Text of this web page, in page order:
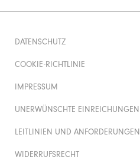
DATENSCHUTZ
COOKIE-RICHTLINIE
IMPRESSUM
UNERWÜNSCHTE EINREICHUNGEN
LEITLINIEN UND ANFORDERUNGEN
WIDERRUFSRECHT